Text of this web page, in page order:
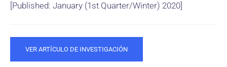
[Published: January (1st Quarter/Winter) 2020]
VER ARTÍCULO DE INVESTIGACIÓN